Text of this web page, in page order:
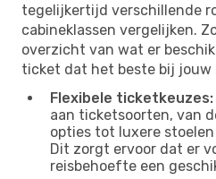
tegelijkertijd verschillende
cabineklassen vergelijken.
overzicht van wat er
ticket dat het beste bij jouw
Flexibele ticketkeuzes:
aan ticketsoorten, van
opties tot luxere
Dit zorgt ervoor dat er
reisbehoefte een